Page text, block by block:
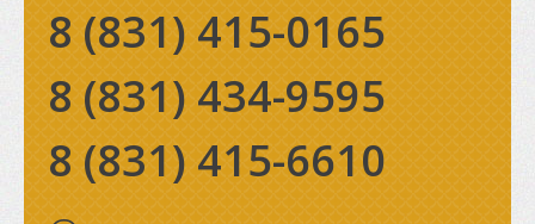
8 (831) 415-0165
8 (831) 434-9595
8 (831) 415-6610